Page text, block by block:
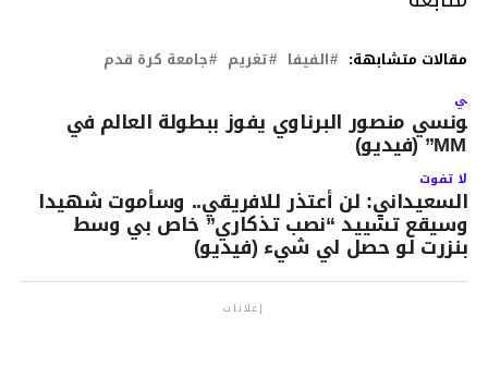
مقالات متشابهة: الفيفا تغريم جامعة كرة قدم
منصور البرناوي يفوز ببطولة العالم في
لا تفوت
السعيداني: لن أعتذر للافريقي.. وسأموت شهيدا
وسيقع تشييد “نصب تذكاري” خاص بي وسط
بنزرت لو حصل لي شيء (فيديو)
إعلانات